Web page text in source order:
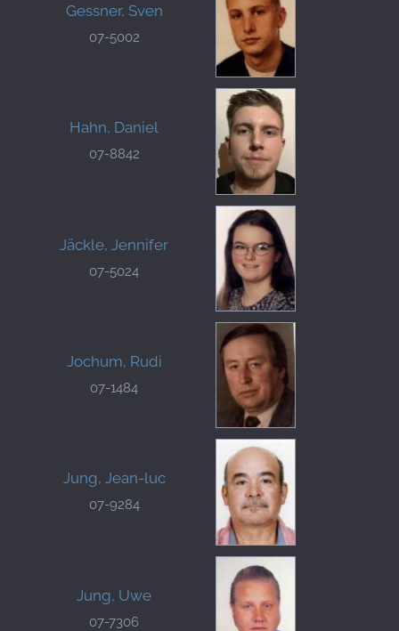
Gessner, Sven
07-5002
Hahn, Daniel
07-8842
Jäckle, Jennifer
07-5024
Jochum, Rudi
07-1484
Jung, Jean-luc
07-9284
Jung, Uwe
07-7306